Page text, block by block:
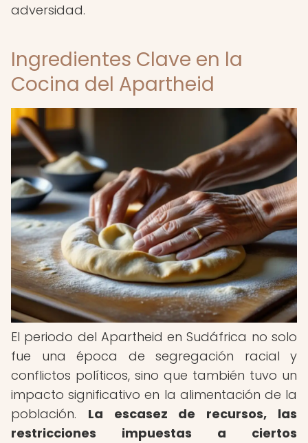
adversidad.
Ingredientes Clave en la
Cocina del Apartheid
El periodo del Apartheid en Sudáfrica no solo
fue una época de segregación racial y
conflictos políticos, sino que también tuvo un
impacto significativo en la alimentación de la
población. La escasez de recursos, las
restricciones impuestas a ciertos